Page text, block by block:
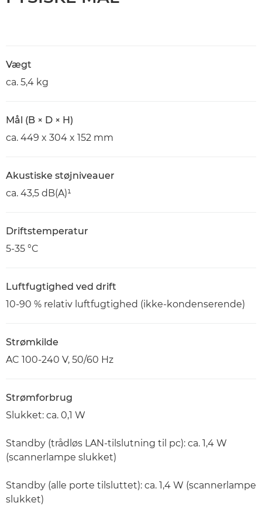
Vægt
ca. 5,4 kg
Mål (B × D × H)
ca. 449 x 304 x 152 mm
Akustiske støjniveauer
ca. 43,5 dB(A)¹
Driftstemperatur
5-35 °C
Luftfugtighed ved drift
10-90 % relativ luftfugtighed (ikke-kondenserende)
Strømkilde
AC 100-240 V, 50/60 Hz
Strømforbrug
Slukket: ca. 0,1 W
Standby (trådløs LAN-tilslutning til pc): ca. 1,4 W
(scannerlampe slukket)
Standby (alle porte tilsluttet): ca. 1,4 W (scannerlampe
slukket)